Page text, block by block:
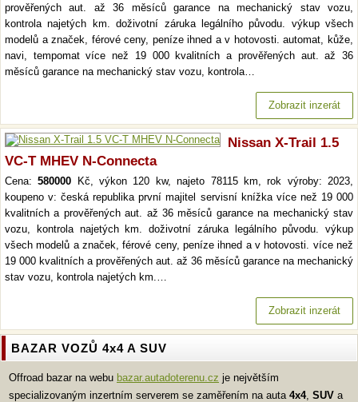
prověřených aut. až 36 měsíců garance na mechanický stav vozu,
kontrola najetých km. doživotní záruka legálního původu. výkup všech
modelů a značek, férové ceny, peníze ihned a v hotovosti. automat, kůže,
navi, tempomat více než 19 000 kvalitních a prověřených aut. až 36
měsíců garance na mechanický stav vozu, kontrola…
Zobrazit inzerát
Nissan X-Trail 1.5
VC-T MHEV N-Connecta
Cena:580000 Kč, výkon 120 kw, najeto 78115 km, rok výroby: 2023,
koupeno v: česká republika první majitel servisní knížka více než 19 000
kvalitních a prověřených aut. až 36 měsíců garance na mechanický stav
vozu, kontrola najetých km. doživotní záruka legálního původu. výkup
všech modelů a značek, férové ceny, peníze ihned a v hotovosti. více než
19 000 kvalitních a prověřených aut. až 36 měsíců garance na mechanický
stav vozu, kontrola najetých km.…
Zobrazit inzerát
BAZAR VOZŮ 4x4 A SUV
Offroad bazar na webu bazar.autadoterenu.cz je největším
specializovaným inzertním serverem se zaměřením na auta 4x4, SUV a